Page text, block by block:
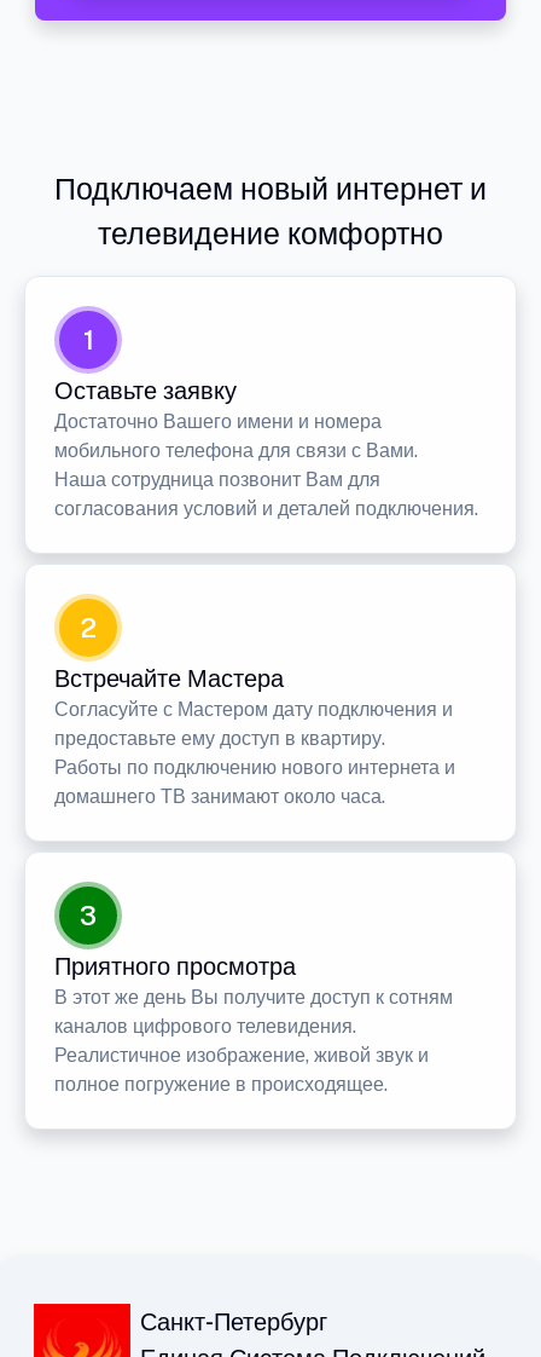
Подключаем новый интернет и
телевидение комфортно
1
Оставьте заявку
Достаточно Вашего имени и номера
мобильного телефона для связи с Вами.
Наша сотрудница позвонит Вам для
согласования условий и деталей подключения.
2
Встречайте Мастера
Согласуйте с Мастером дату подключения и
предоставьте ему доступ в квартиру.
Работы по подключению нового интернета и
домашнего ТВ занимают около часа.
3
Приятного просмотра
В этот же день Вы получите доступ к сотням
каналов цифрового телевидения.
Реалистичное изображение, живой звук и
полное погружение в происходящее.
Санкт-Петербург